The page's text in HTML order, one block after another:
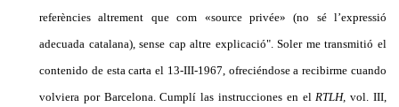
referències altrement que com «source privée» (no sé l’expressió
adecuada catalana), sense cap altre explicació". Soler me transmitió el
contenido de esta carta el 13-III-1967, ofreciéndose a recibirme cuando
volviera por Barcelona. Cumplí las instrucciones en el RTLH,vol. III,